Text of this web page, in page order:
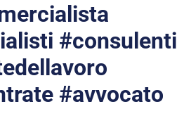
#consulenti
#avvocato